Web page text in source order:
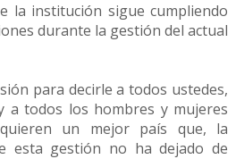
la institución sigue cumpliendo
durante la gestión del actual
para decirle a todos ustedes,
a todos los hombres y mujeres
un mejor país que, la
esta gestión no ha dejado de